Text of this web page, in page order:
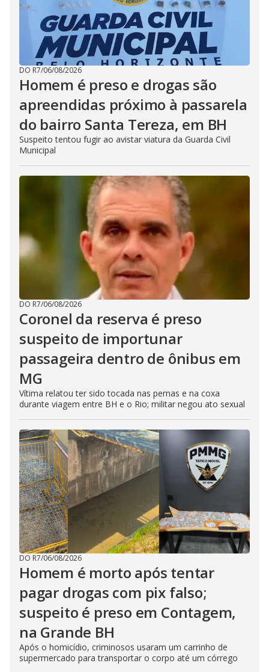
DO R7/06/08/2026
Homem é preso e drogas são
apreendidas próximo à passarela
do bairro Santa Tereza, em BH
Suspeito tentou fugir ao avistar viatura da Guarda Civil
Municipal
DO R7/06/08/2026
Coronel da reserva é preso
suspeito de importunar
passageira dentro de ônibus em
MG
Vítima relatou ter sido tocada nas pernas e na coxa
durante viagem entre BH e o Rio; militar negou ato sexual
DO R7/06/08/2026
Homem é morto após tentar
pagar drogas com pix falso;
suspeito é preso em Contagem,
na Grande BH
Após o homicídio, criminosos usaram um carrinho de
supermercado para transportar o corpo até um córrego